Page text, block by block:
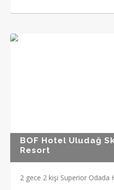
BOF Hotel Uludağ
Resort
2 gece 2 kişi Superior Odada